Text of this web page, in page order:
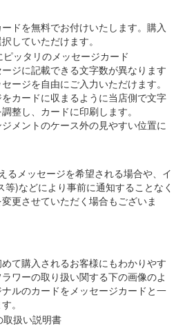
ドを無料でお付けいたします。購入
していただけます。
ジに記載できる文字数が異なります
ージを自由にご入力いただけます。
カードに収まるように当店側で文字
整し、カードに印刷します。
メントのケース外の見やすい位置に
るメッセージを希望される場合や、イ
)などにより事前に通知することなく
更させていただく場合もございま
て購入されるお客様にもわかりやす
ワーの取り扱い関する下の画像のよ
ルのカードをメッセージカードと一
。